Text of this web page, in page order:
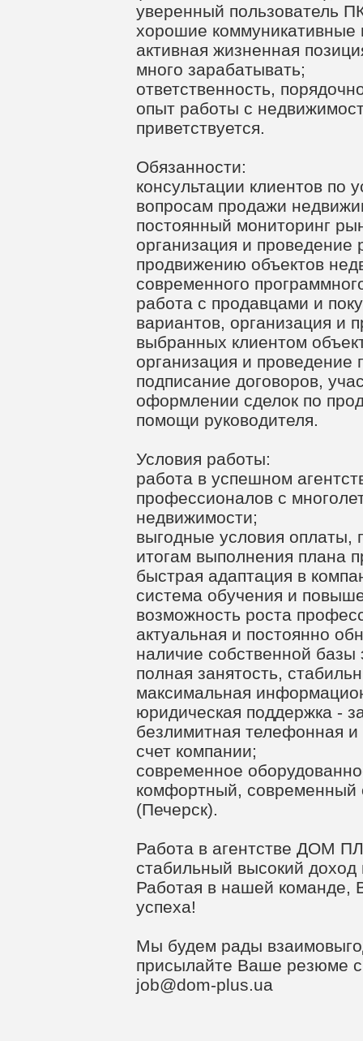
уверенный пользователь
хорошие коммуникативные
активная жизненная
много зарабатывать;
ответственность,
опыт работы с
приветствуется.
Обязанности:
консультации клиентов
вопросам продажи
постоянный мониторинг
организация и
продвижению объектов
современного
работа с продавцами и
вариантов, организация и
выбранных клиентом
организация и проведение
подписание договоров,
оформлении сделок по
помощи руководителя.
Условия работы:
работа в успешном
профессионалов с
недвижимости;
выгодные условия оплаты,
итогам выполнения плана
быстрая адаптация в
система обучения и
возможность роста
актуальная и постоянно
наличие собственной базы
полная занятость,
максимальная
юридическая поддержка -
безлимитная телефонная
счет компании;
современное
комфортный, современный
(Печерск).
Работа в агентстве ДОМ
стабильный высокий
Работая в нашей команде,
успеха!
Мы будем рады
присылайте Ваше резюме
job@dom-plus.ua